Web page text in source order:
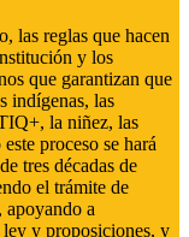
las reglas que hacen
y los
que garantizan que
indígenas, las
la niñez, las
proceso se hará
tres décadas de
el trámite de
apoyando a
ley y proposiciones, y